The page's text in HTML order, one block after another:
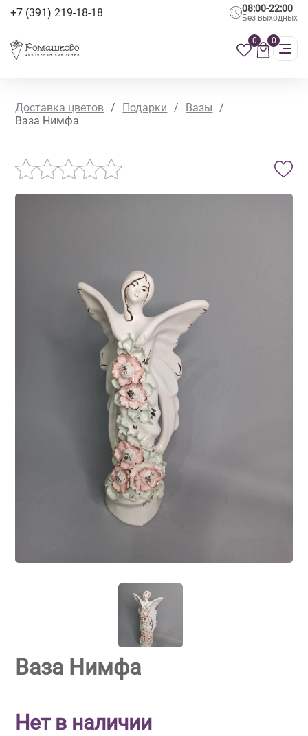
+7 (391) 219-18-18 08:00-22:00
Без выходных
0 0
Доставка цветов / Подарки / Вазы
/
Ваза Нимфа
Ваза Нимфа
Нет в наличии